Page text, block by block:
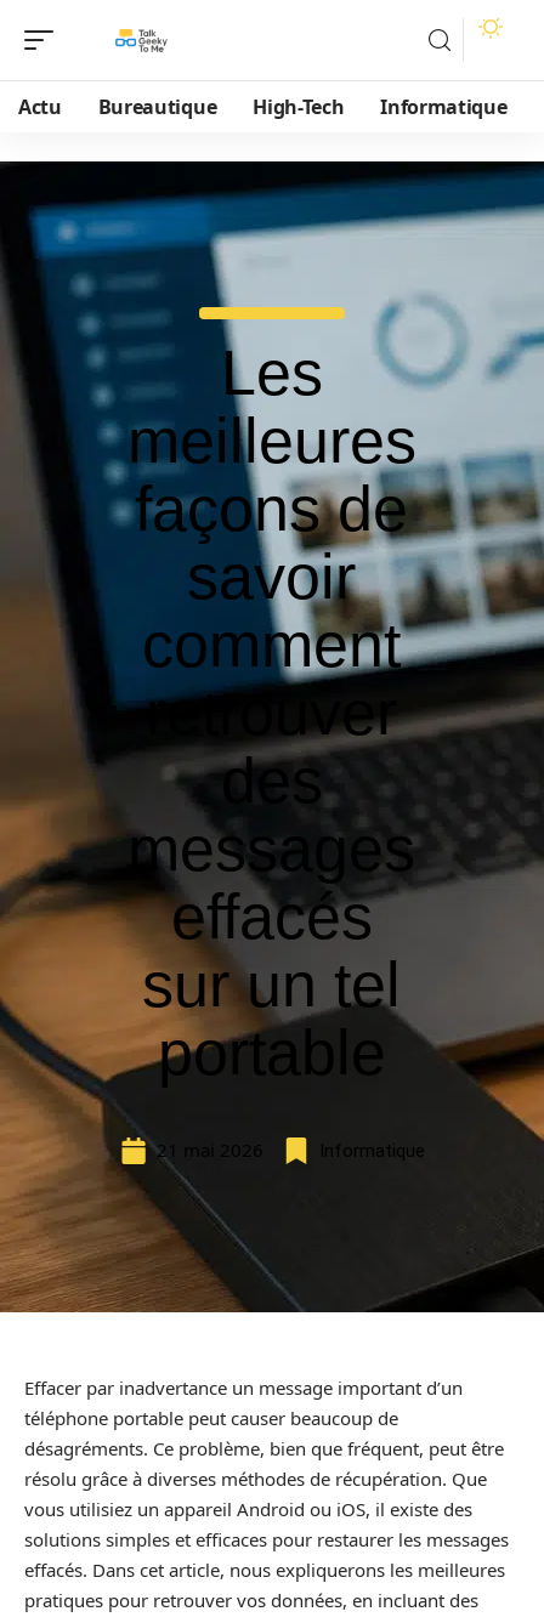
Actu Bureautique High-Tech Informatique
Les
meilleures
façons de
savoir
comment
retrouver
des
messages
effacés
sur un tel
portable
21 mai 2026 Informatique
Effacer par inadvertance un message important d’un
téléphone portable peut causer beaucoup de
désagréments. Ce problème, bien que fréquent, peut être
résolu grâce à diverses méthodes de récupération. Que
vous utilisiez un appareil Android ou iOS, il existe des
solutions simples et efficaces pour restaurer les messages
effacés. Dans cet article, nous expliquerons les meilleures
pratiques pour retrouver vos données, en incluant des